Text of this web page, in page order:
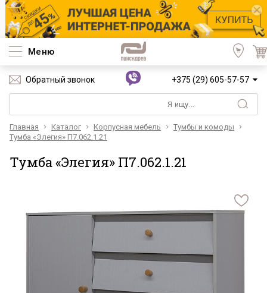
Меню
Обратный звонок +375 (29) 605-57-57
Главная Каталог Корпусная мебель
Тумбы и комоды
Тумба «Элегия» П7.062.1.21
Тумба «Элегия» П7.062.1.21